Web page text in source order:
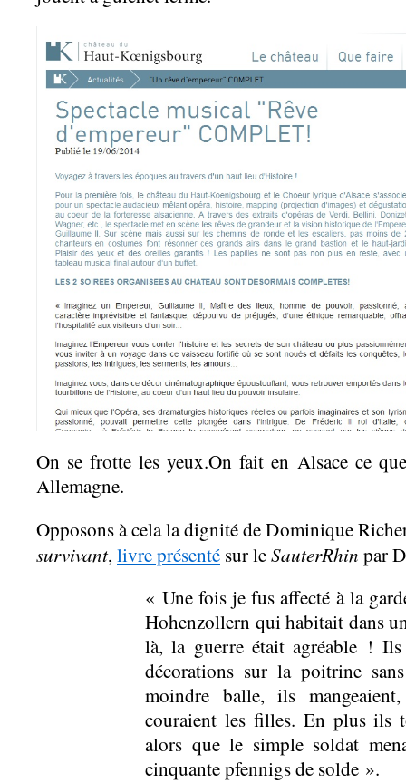
On se frotte les yeux.On fait en Alsace ce
Allemagne.
Opposons à cela la dignité de Dominique
survivant, livre présenté sur leSauterRhin par
« Une fois je fus affecté à la
Hohenzollern qui habitait dans
là, la guerre était agréable ! Ils
décorations sur la poitrine
moindre balle, ils
couraient les filles. En plus ils
alors que le simple soldat
cinquante pfennigs de solde ».